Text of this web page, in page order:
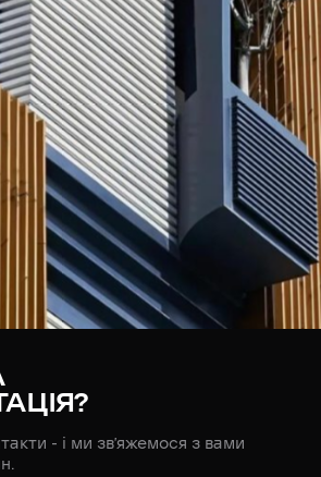
- і ми зв’яжемося з вами